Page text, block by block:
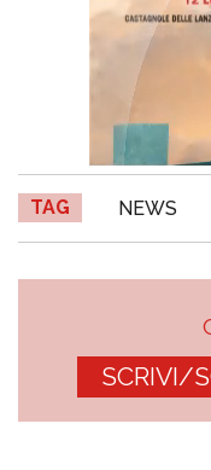
TAG NEWS
SCRIVI/